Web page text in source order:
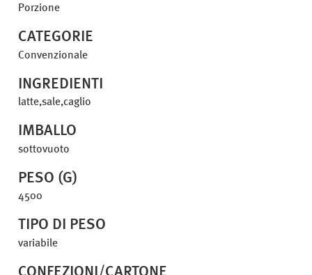
Porzione
CATEGORIE
Convenzionale
INGREDIENTI
latte,sale,caglio
IMBALLO
sottovuoto
PESO (G)
4500
TIPO DI PESO
variabile
CONFEZIONI/CARTONE